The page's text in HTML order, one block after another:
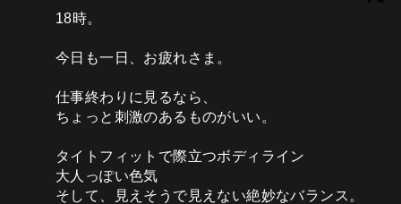
18時。
今日も一日、お疲れさま。
仕事終わりに見るなら、
ちょっと刺激のあるものがいい。
タイトフィットで際立つボディライン
大人っぽい色気
そして、見えそうで見えない絶妙なバランス。